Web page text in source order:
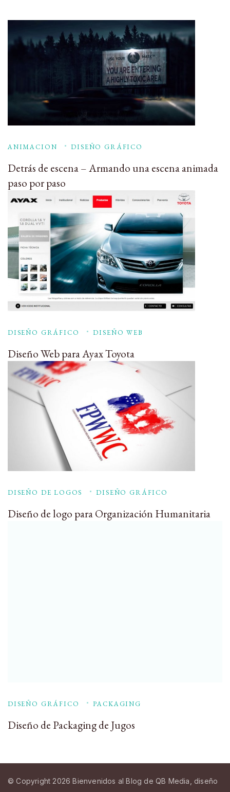
ANIMACION DISEÑO GRÁFICO
Detrás de escena – Armando una escena animada
paso por paso
DISEÑO GRÁFICO DISEÑO WEB
Diseño Web para Ayax Toyota
DISEÑO DE LOGOS DISEÑO GRÁFICO
Diseño de logo para Organización Humanitaria
DISEÑO GRÁFICO PACKAGING
Diseño de Packaging de Jugos
© Copyright 2026Bienvenidos al Blog de QB Media, diseño